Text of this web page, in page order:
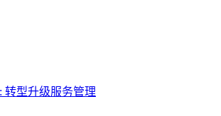
转型升级服务管理